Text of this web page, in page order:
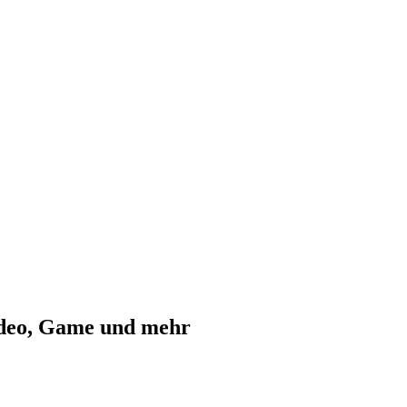
Game und mehr